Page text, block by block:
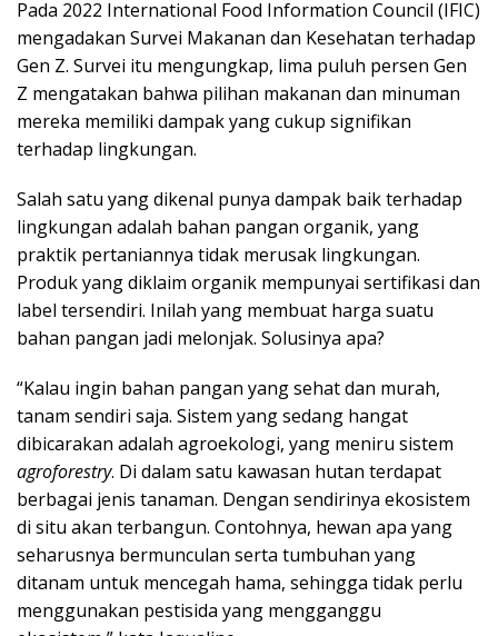
Pada 2022 International Food Information Council (IFIC)
mengadakan Survei Makanan dan Kesehatan terhadap
Gen Z. Survei itu mengungkap, lima puluh persen Gen
Z mengatakan bahwa pilihan makanan dan minuman
mereka memiliki dampak yang cukup signifikan
terhadap lingkungan.
Salah satu yang dikenal punya dampak baik terhadap
lingkungan adalah bahan pangan organik, yang
praktik pertaniannya tidak merusak lingkungan.
Produk yang diklaim organik mempunyai sertifikasi dan
label tersendiri. Inilah yang membuat harga suatu
bahan pangan jadi melonjak. Solusinya apa?
“Kalau ingin bahan pangan yang sehat dan murah,
tanam sendiri saja. Sistem yang sedang hangat
dibicarakan adalah agroekologi, yang meniru sistem
agroforestry. Di dalam satu kawasan hutan terdapat
berbagai jenis tanaman. Dengan sendirinya ekosistem
di situ akan terbangun. Contohnya, hewan apa yang
seharusnya bermunculan serta tumbuhan yang
ditanam untuk mencegah hama, sehingga tidak perlu
menggunakan pestisida yang mengganggu